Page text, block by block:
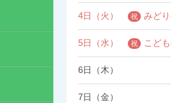
4日（火） みど
5日（水） こど
6日（木）
7日（金）